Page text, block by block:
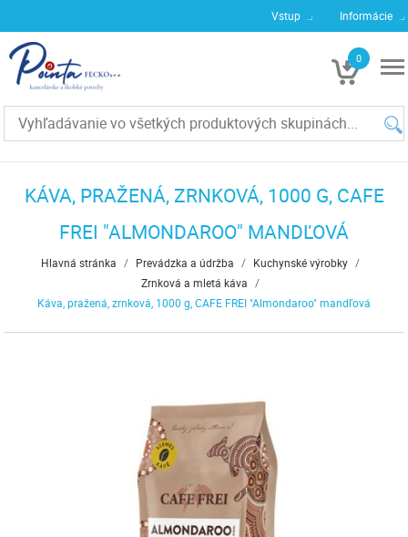
Vstup Informácie
0
€0
KÁVA, PRAŽENÁ, ZRNKOVÁ, 1000 G, CAFE
FREI "ALMONDAROO" MANDĽOVÁ
Hlavná stránka / Prevádzka a údržba / Kuchynské výrobky /
Zrnková a mletá káva /
Káva, pražená, zrnková, 1000 g, CAFE FREI "Almondaroo" mandľová